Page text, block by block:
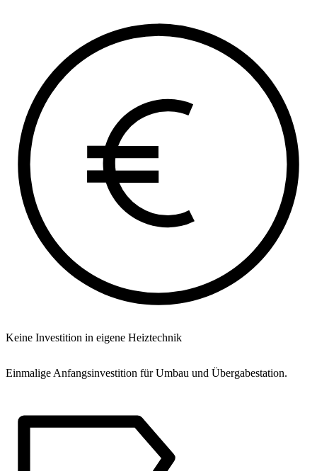
Keine Investition in eigene Heiztechnik
Einmalige Anfangsinvestition für Umbau und Übergabestation.